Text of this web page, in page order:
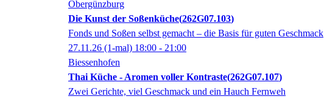
Obergünzburg
Die Kunst der Soßenküche 262G07.103
Fonds und Soßen selbst gemacht – die Basis für guten Geschmack
27.11.26 (1-mal) 18:00 - 21:00
Biessenhofen
Thai Küche - Aromen voller Kontraste 262G07.107
Zwei Gerichte, viel Geschmack und ein Hauch Fernweh